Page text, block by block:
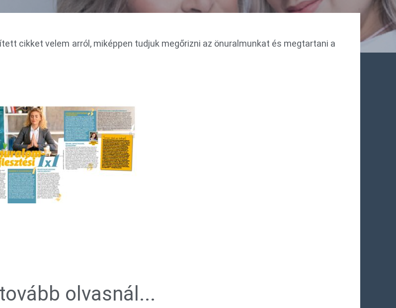
cikket velem arról, miképpen tudjuk megőrizni az önuralmunkat és megtartani a
olvasnál...